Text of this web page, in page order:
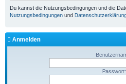
Du kannst die Nutzungsbedingungen und die
Nutzungsbedingungen und
Anmelden
Passwort: